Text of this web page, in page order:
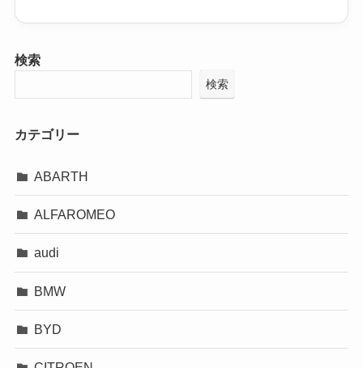
検索
検索
カテゴリー
ABARTH
ALFAROMEO
audi
BMW
BYD